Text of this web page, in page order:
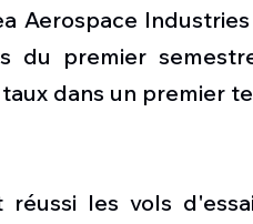
Aerospace
du premier
dans un premier
les vols